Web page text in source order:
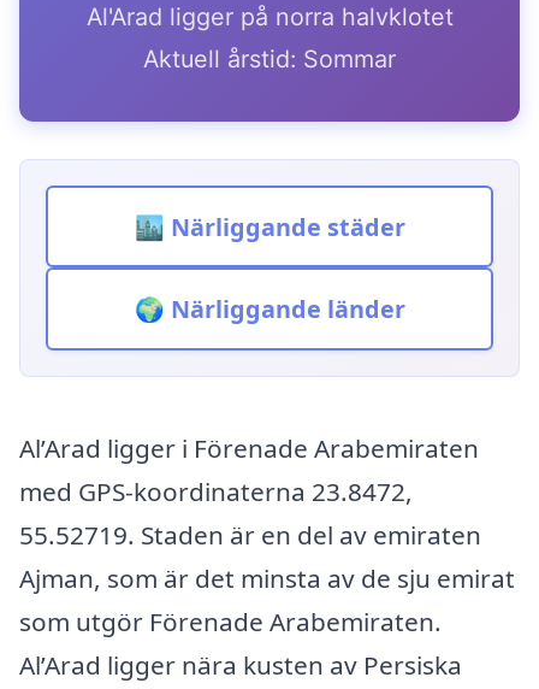
Al'Arad ligger på norra halvklotet
Aktuell årstid: Sommar
🏙️ Närliggande städer
🌍 Närliggande länder
Al’Arad ligger i Förenade Arabemiraten
med GPS-koordinaterna 23.8472,
55.52719. Staden är en del av emiraten
Ajman, som är det minsta av de sju emirat
som utgör Förenade Arabemiraten.
Al’Arad ligger nära kusten av Persiska